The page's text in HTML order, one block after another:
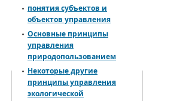
понятия субъектов и
объектов управления
Основные принципы
управления
природопользованием
Некоторые другие
принципы управления
экологической